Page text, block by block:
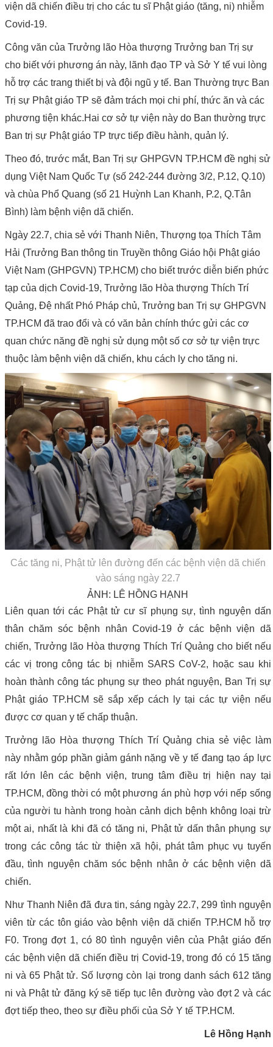
viện dã chiến điều trị cho các tu sĩ Phật giáo (tăng, ni) nhiễm
Covid-19.
Công văn của Trưởng lão Hòa thượng Trưởng ban Trị sự
cho biết với phương án này, lãnh đạo TP và Sở Y tế vui lòng
hỗ trợ các trang thiết bị và đội ngũ y tế. Ban Thường trực Ban
Trị sự Phật giáo TP sẽ đảm trách mọi chi phí, thức ăn và các
phương tiện khác.Hai cơ sở tự viện này do Ban thường trực
Ban trị sự Phật giáo TP trực tiếp điều hành, quản lý.
Theo đó, trước mắt, Ban Trị sự GHPGVN TP.HCM đề nghị sử
dụng Việt Nam Quốc Tự (số 242-244 đường 3/2, P.12, Q.10)
và chùa Phổ Quang (số 21 Huỳnh Lan Khanh, P.2, Q.Tân
Bình) làm bệnh viện dã chiến.
Ngày 22.7, chia sẻ với Thanh Niên, Thượng tọa Thích Tâm
Hải (Trưởng Ban thông tin Truyền thông Giáo hội Phật giáo
Việt Nam (GHPGVN) TP.HCM) cho biết trước diễn biến phức
tạp của dịch Covid-19, Trưởng lão Hòa thượng Thích Trí
Quảng, Đệ nhất Phó Pháp chủ, Trưởng ban Trị sự GHPGVN
TP.HCM đã trao đổi và có văn bản chính thức gửi các cơ
quan chức năng đề nghị sử dụng một số cơ sở tự viện trực
thuộc làm bệnh viện dã chiến, khu cách ly cho tăng ni.
Các tăng ni, Phật tử lên đường đến các bệnh viện dã chiến
vào sáng ngày 22.7
ẢNH: LÊ HỒNG HẠNH
Liên quan tới các Phật tử cư sĩ phụng sự, tình nguyện dấn
thân chăm sóc bệnh nhân Covid-19 ở các bệnh viện dã
chiến, Trưởng lão Hòa thượng Thích Trí Quảng cho biết nếu
các vị trong công tác bị nhiễm SARS CoV-2, hoặc sau khi
hoàn thành công tác phụng sự theo phát nguyện, Ban Trị sự
Phật giáo TP.HCM sẽ sắp xếp cách ly tại các tự viện nếu
được cơ quan y tế chấp thuận.
Trưởng lão Hòa thượng Thích Trí Quảng chia sẻ việc làm
này nhằm góp phần giảm gánh nặng về y tế đang tạo áp lực
rất lớn lên các bệnh viện, trung tâm điều trị hiện nay tại
TP.HCM, đồng thời có một phương án phù hợp với nếp sống
của người tu hành trong hoàn cảnh dịch bệnh không loại trừ
một ai, nhất là khi đã có tăng ni, Phật tử dấn thân phụng sự
trong các công tác từ thiện xã hội, phát tâm phục vụ tuyến
đầu, tình nguyện chăm sóc bệnh nhân ở các bệnh viện dã
chiến.
Như Thanh Niên đã đưa tin, sáng ngày 22.7, 299 tình nguyện
viên từ các tôn giáo vào bệnh viện dã chiến TP.HCM hỗ trợ
F0. Trong đợt 1, có 80 tình nguyện viên của Phật giáo đến
các bệnh viện dã chiến điều trị Covid-19, trong đó có 15 tăng
ni và 65 Phật tử. Số lượng còn lại trong danh sách 612 tăng
ni và Phật tử đăng ký sẽ tiếp tục lên đường vào đợt 2 và các
đợt tiếp theo, theo sự điều phối của Sở Y tế TP.HCM.
Lê Hồng Hạnh